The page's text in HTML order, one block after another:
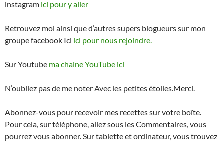
instagram ici pour y aller
Retrouvez moi ainsi que d’autres supers blogueurs sur mon
groupe facebook Ici ici pour nous rejoindre.
Sur Youtube ma chaine YouTube ici
N’oubliez pas de me noter Avec les petites étoiles.Merci.
Abonnez-vous pour recevoir mes recettes sur votre boîte.
Pour cela, sur téléphone, allez sous les Commentaires, vous
pourrez vous abonner. Sur tablette et ordinateur, vous trouvez